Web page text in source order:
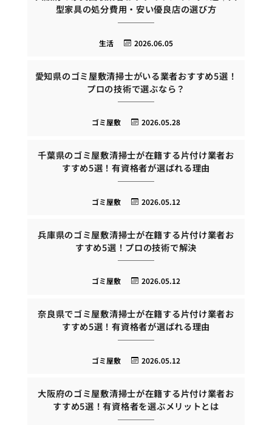
型家具の処分費用・安い優良店の選び方
2026.06.05
生活
愛知県のゴミ屋敷清掃士がいる業者おすすめ5選！
プロの技術で選ぶなら？
2026.05.28
ゴミ屋敷
千葉県のゴミ屋敷清掃士が在籍する片付け業者お
すすめ5選！有資格者が選ばれる理由
2026.05.12
ゴミ屋敷
兵庫県のゴミ屋敷清掃士が在籍する片付け業者お
すすめ5選！プロの技術で解決
2026.05.12
ゴミ屋敷
奈良県でゴミ屋敷清掃士が在籍する片付け業者お
すすめ5選！有資格者が選ばれる理由
2026.05.12
ゴミ屋敷
大阪府のゴミ屋敷清掃士が在籍する片付け業者お
すすめ5選！有資格者を選ぶメリットとは